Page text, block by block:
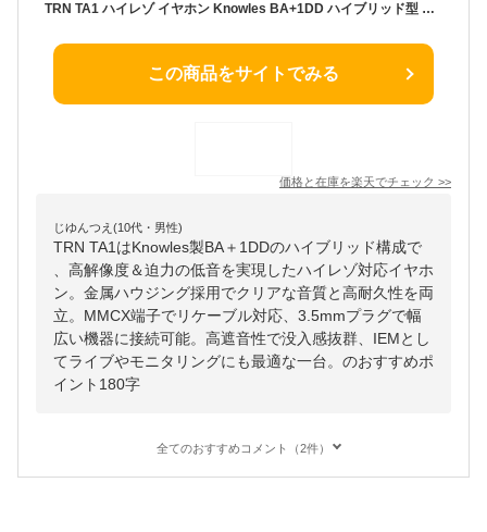
TRN TA1 ハイレゾ イヤホン Knowles BA+1DD ハイブリッド型 インイヤーモニター 金属ハウジング MMCX脱着式ケーブル 3.5mmプラグ 高遮音性 IEM モニターイヤホン イヤモニ 有線 (マイク無し)
この商品をサイトでみる
価格と在庫を楽天でチェック >>
じゆんつえ(10代・男性)
TRN TA1はKnowles製BA＋1DDのハイブリッド構成で
、高解像度＆迫力の低音を実現したハイレゾ対応イヤホ
ン。金属ハウジング採用でクリアな音質と高耐久性を両
立。MMCX端子でリケーブル対応、3.5mmプラグで幅
広い機器に接続可能。高遮音性で没入感抜群、IEMとし
てライブやモニタリングにも最適な一台。のおすすめポ
イント180字
全てのおすすめコメント（2件）